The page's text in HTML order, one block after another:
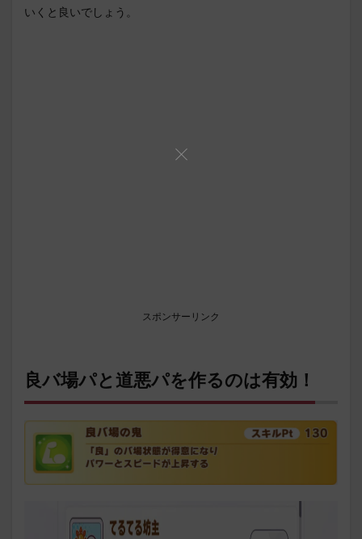
いくと良いでしょう。
スポンサーリンク
良バ場パと道悪パを作るのは有効！